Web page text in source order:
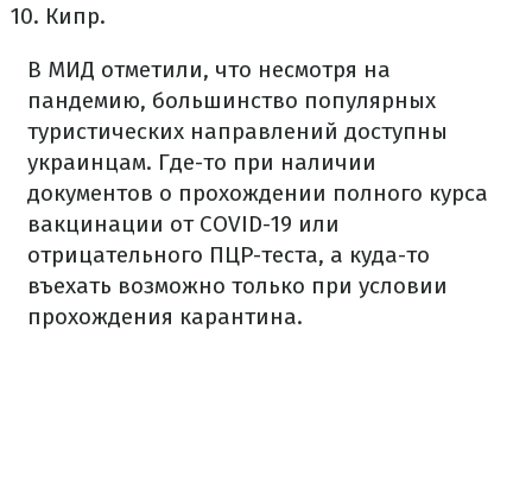
Кипр.
В МИД отметили, что несмотря на
пандемию, большинство популярных
туристических направлений доступны
украинцам. Где-то при наличии
документов о прохождении полного курса
вакцинации от COVID-19 или
отрицательного ПЦР-теста, а куда-то
въехать возможно только при условии
прохождения карантина.